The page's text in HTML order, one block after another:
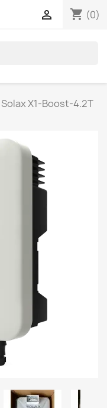
shopping_cart (0)

X1-Boost-4.2T